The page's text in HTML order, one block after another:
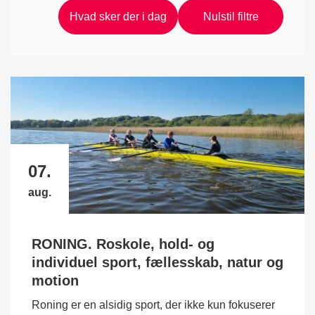
Hvad sker der i dag Nulstil filtre
07.
aug.
RONING. Roskole, hold- og
individuel sport, fællesskab, natur og
motion
Roning er en alsidig sport, der ikke kun fokuserer